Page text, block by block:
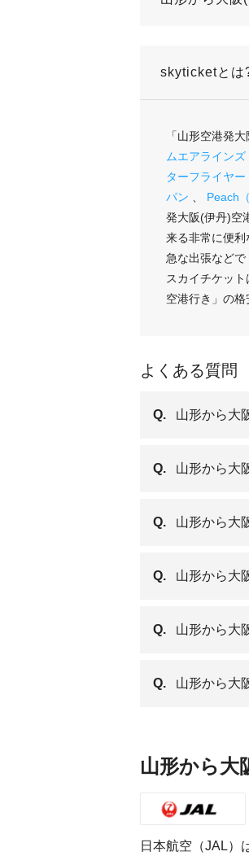
skyticketとは
「山形空港発
ムエアラインズ
ターフライヤー
パン
Peach
発大阪(伊丹)空
来る非常に便利
急な出張などで
スカイチケッ
空港行き」の
よくある質問
Q. 山形から大
Q. 山形から大
Q. 山形から大
Q. 山形から大
Q. 山形から大
Q. 山形から大
山形から大
日本航空（JAL）